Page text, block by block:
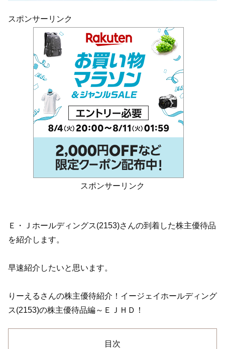
スポンサーリンク
スポンサーリンク
Ｅ・Ｊホールディングス(2153)さんの到着した株主優待品
を紹介します。
早速紹介したいと思います。
りーえるさんの株主優待紹介！イージェイホールディング
ス(2153)の株主優待品編～ＥＪＨＤ！
目次